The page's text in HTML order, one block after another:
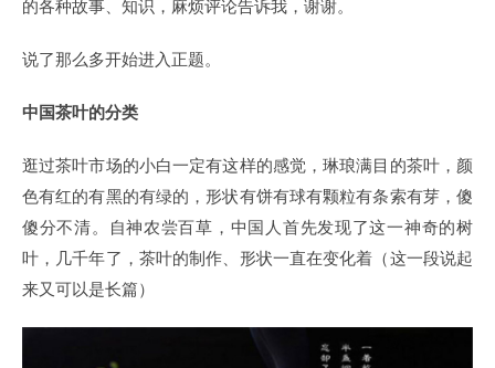
的各种故事、知识，麻烦评论告诉我，谢谢。
说了那么多开始进入正题。
中国茶叶的分类
逛过茶叶市场的小白一定有这样的感觉，琳琅满目的茶叶，颜
色有红的有黑的有绿的，形状有饼有球有颗粒有条索有芽，傻
傻分不清。自神农尝百草，中国人首先发现了这一神奇的树
叶，几千年了，茶叶的制作、形状一直在变化着（这一段说起
来又可以是长篇）